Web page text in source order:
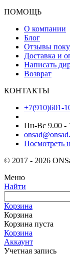
ПОМОЩЬ
О компании
Блог
Отзывы
Доставка и
Написать
Возврат
КОНТАКТЫ
+7(910)601-
Пн-Вс 9.00 -
Посмотреть
© 2017 - 2026
Меню
Найти
Корзина
Корзина
Корзина пуста
Корзина
Аккаунт
Учетная запись